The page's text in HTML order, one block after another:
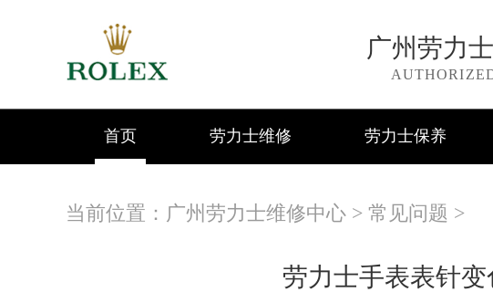
广州劳力
首页 劳力士维修 劳力士保养
当前位置： 广州劳力士维修中心 > 常见问题 >
劳力士手表表针